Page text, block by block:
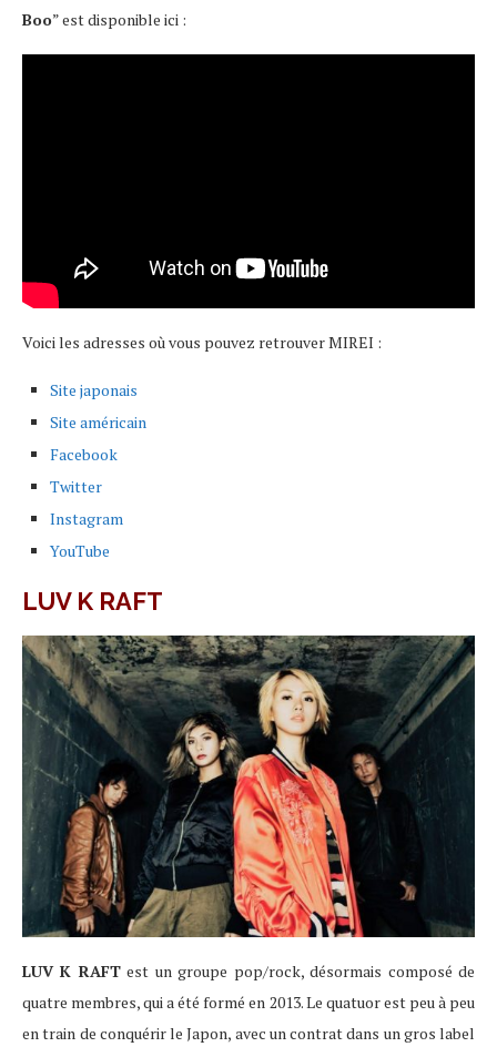
Boo” est disponible ici :
Voici les adresses où vous pouvez retrouver MIREI :
Site japonais
Site américain
Facebook
Twitter
Instagram
YouTube
LUV K RAFT
LUV K RAFTest un groupe pop/rock, désormais composé de
quatre membres, qui a été formé en 2013. Le quatuor est peu à peu
en train de conquérir le Japon, avec un contrat dans un gros label